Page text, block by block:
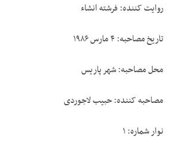
روایت کننده: فرشته انشاء
تاریخ مصاحبه: ۴ مارس ۱۹۸۶
محل مصاحبه: شهر پاریس
مصاحبه کننده: حبیب لاجوردی
نوار شماره: ۱